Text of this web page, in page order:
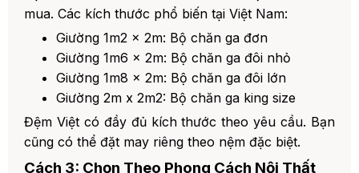
mua. Các kích thước phổ biến tại Việt Nam:
Giường 1m2 x 2m: Bộ chăn ga đơn
Giường 1m6 x 2m: Bộ chăn ga đôi nhỏ
Giường 1m8 x 2m: Bộ chăn ga đôi lớn
Giường 2m x 2m2: Bộ chăn ga king size
Đệm Việt có đầy đủ kích thước theo yêu cầu. Bạn
cũng có thể đặt may riêng theo nệm đặc biệt.
Cách 3: Chọn Theo Phong Cách Nội Thất